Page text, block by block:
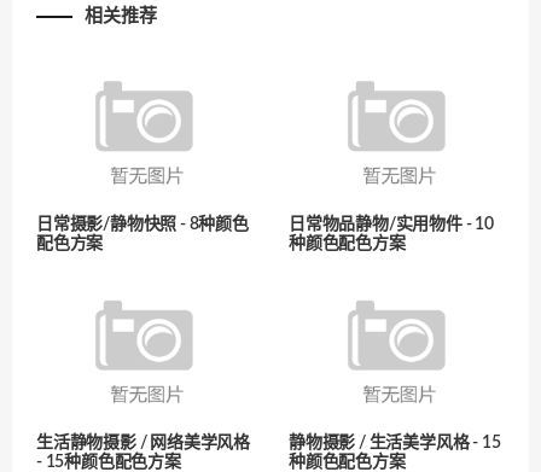
相关推荐
日常摄影/静物快照 - 8种颜色
配色方案
日常物品静物/实用物件 - 10
种颜色配色方案
生活静物摄影 / 网络美学风格
- 15种颜色配色方案
静物摄影 / 生活美学风格 - 15
种颜色配色方案